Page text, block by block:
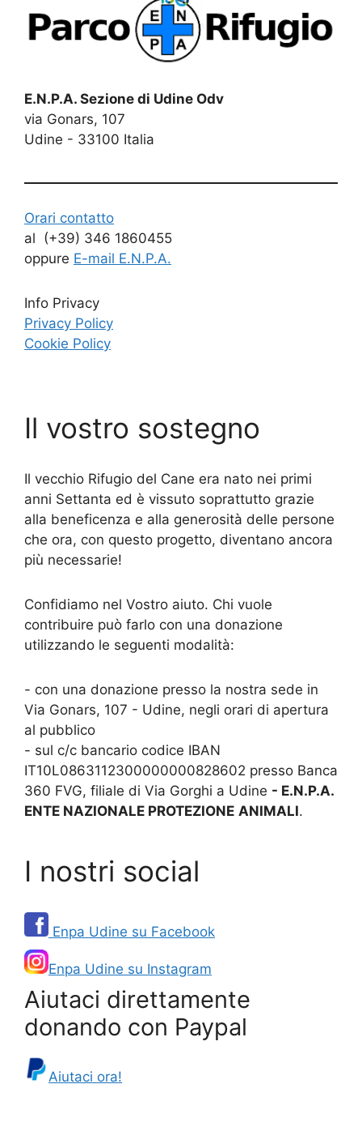
E.N.P.A. Sezione di Udine Odv
via Gonars, 107
Udine - 33100 Italia
Orari contatto
al (+39) 346 1860455
oppure E-mail E.N.P.A.
Info Privacy
Privacy Policy
Cookie Policy
Il vostro sostegno
Il vecchio Rifugio del Cane era nato nei primi
anni Settanta ed è vissuto soprattutto grazie
alla beneficenza e alla generosità delle persone
che ora, con questo progetto, diventano ancora
più necessarie!
Confidiamo nel Vostro aiuto. Chi vuole
contribuire può farlo con una donazione
utilizzando le seguenti modalità:
- con una donazione presso la nostra sede in
Via Gonars, 107 - Udine, negli orari di apertura
al pubblico
- sul c/c bancario codice IBAN
IT10L0863112300000000828602 presso Banca
360 FVG, filiale di Via Gorghi a Udine - E.N.P.A.
ENTE NAZIONALE PROTEZIONE ANIMALI.
I nostri social
Enpa Udine su Facebook
Enpa Udine su Instagram
Aiutaci direttamente
donando con Paypal
Aiutaci ora!